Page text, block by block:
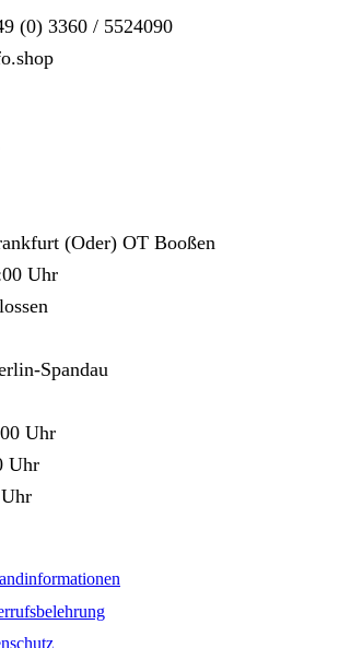
(0) 3360 / 5524090
(Oder) OT Booßen
Uhr
Spandau
Uhr
Uhr